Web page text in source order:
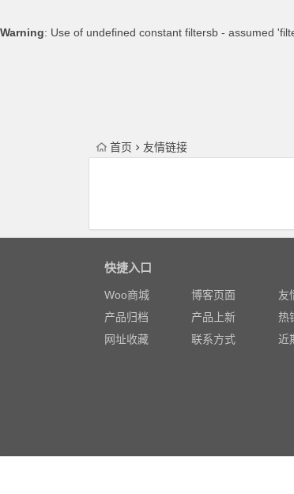
Warning: Use of undefined constant filtersb - assumed
首页 友情链接
快捷入口
Woo商城 博客页面
友
产品归档
产品上新
热
网址收藏
联系方式 近